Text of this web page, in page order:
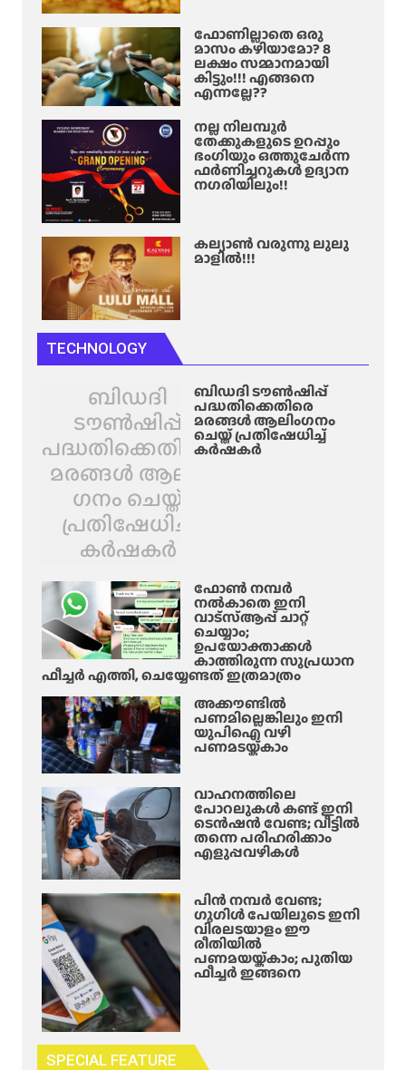
ഫോണില്ലാതെ ഒരു
മാസം കഴിയാമോ? 8
ലക്ഷം സമ്മാനമായി
കിട്ടും!!! എങ്ങനെ
എന്നല്ലേ??
നല്ല നിലമ്പൂർ
തേക്കുകളുടെ ഉറപ്പും
ഭംഗിയും ഒത്തുചേർന്ന
ഫർണിച്ചറുകൾ ഉദ്യാന
നഗരിയിലും!!
കല്യാൺ വരുന്നു ലുലു
മാളിൽ!!!
TECHNOLOGY
ബിഡദി
ടൗൺഷിപ്പ്
പദ്ധതിക്കെതിരെ
മരങ്ങൾ ആലിം​
ഗനം ചെയ്ത്
പ്രതിഷേധിച്ച്
കർഷകർ
ബിഡദി ടൗൺഷിപ്പ്
പദ്ധതിക്കെതിരെ
മരങ്ങൾ ആലിം​ഗനം
ചെയ്ത് പ്രതിഷേധിച്ച്
കർഷകർ
ഫോൺ നമ്പർ
നൽകാതെ ഇനി
വാട്‌സ്ആപ്പ് ചാറ്റ്
ചെയ്യാം;
ഉപയോക്താക്കൾ
കാത്തിരുന്ന സുപ്രധാന
ഫീച്ചർ എത്തി, ചെയ്യേണ്ടത് ഇത്രമാത്രം
അക്കൗണ്ടിൽ
പണമില്ലെങ്കിലും ഇനി
യുപിഐ വഴി
പണമടയ്ക്കാം
വാഹനത്തിലെ
പോറലുകൾ കണ്ട് ഇനി
ടെൻഷൻ വേണ്ട; വീട്ടിൽ
തന്നെ പരിഹരിക്കാം
എളുപ്പവഴികൾ
പിൻ നമ്പർ വേണ്ട;
ഗൂഗിൾ പേയിലൂടെ ഇനി
വിരലടയാളം ഈ
രീതിയിൽ
പണമയയ്ക്കാം; പുതിയ
ഫീച്ചർ ഇങ്ങനെ
SPECIAL FEATURE